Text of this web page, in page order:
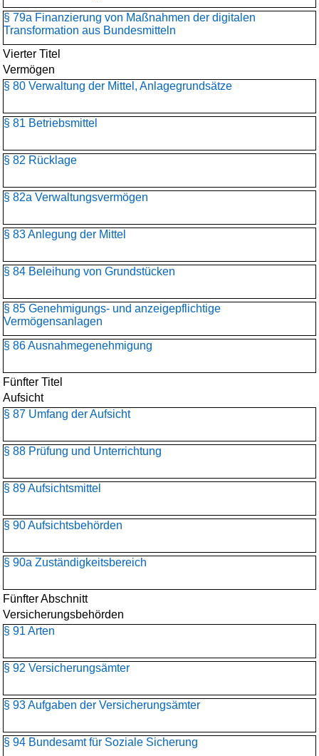
§ 79a Finanzierung von Maßnahmen der digitalen
Transformation aus Bundesmitteln
Vierter Titel
Vermögen
§ 80 Verwaltung der Mittel, Anlagegrundsätze
§ 81 Betriebsmittel
§ 82 Rücklage
§ 82a Verwaltungsvermögen
§ 83 Anlegung der Mittel
§ 84 Beleihung von Grundstücken
§ 85 Genehmigungs- und anzeigepflichtige
Vermögensanlagen
§ 86 Ausnahmegenehmigung
Fünfter Titel
Aufsicht
§ 87 Umfang der Aufsicht
§ 88 Prüfung und Unterrichtung
§ 89 Aufsichtsmittel
§ 90 Aufsichtsbehörden
§ 90a Zuständigkeitsbereich
Fünfter Abschnitt
Versicherungsbehörden
§ 91 Arten
§ 92 Versicherungsämter
§ 93 Aufgaben der Versicherungsämter
§ 94 Bundesamt für Soziale Sicherung